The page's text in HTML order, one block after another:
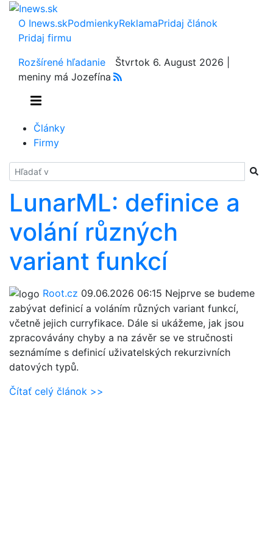
O Inews.skPodmienkyReklamaPridaj článok
Pridaj firmu
Rozšírené hľadanie
Štvrtok 6. August 2026 |
meniny má Jozefína
Články
Firmy
Hladať
LunarML: definice a
volání různých
variant funkcí
Root.cz 09.06.2026 06:15 Nejprve se budeme
zabývat definicí a voláním různých variant funkcí,
včetně jejich curryfikace. Dále si ukážeme, jak jsou
zpracovávány chyby a na závěr se ve stručnosti
seznámíme s definicí uživatelských rekurzivních
datových typů.
Čítať celý článok >>